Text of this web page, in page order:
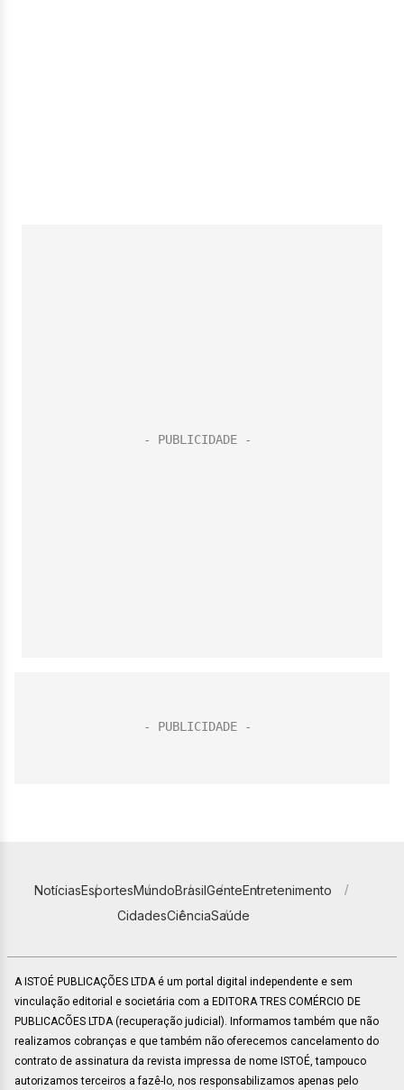
NotíciasEsportesMundoBrasilGenteEntretenimento
CidadesCiênciaSaúde
A ISTOÉ PUBLICAÇÕES LTDA é um portal digital independente e sem
vinculação editorial e societária com a EDITORA TRES COMÉRCIO DE
PUBLICACÕES LTDA (recuperação judicial). Informamos também que não
realizamos cobranças e que também não oferecemos cancelamento do
contrato de assinatura da revista impressa de nome ISTOÉ, tampouco
autorizamos terceiros a fazê-lo, nos responsabilizamos apenas pelo